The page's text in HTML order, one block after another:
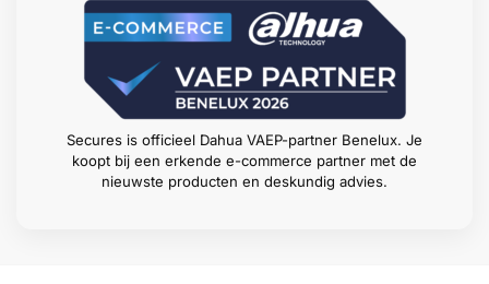
Secures is officieel Dahua VAEP-partner Benelux. Je
koopt bij een erkende e-commerce partner met de
nieuwste producten en deskundig advies.